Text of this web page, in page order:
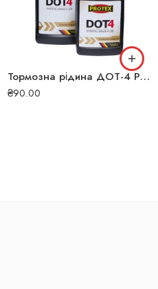
Тормозна рідина ДОТ-4 PROTEX 500 мл sng-5512
₴90.00